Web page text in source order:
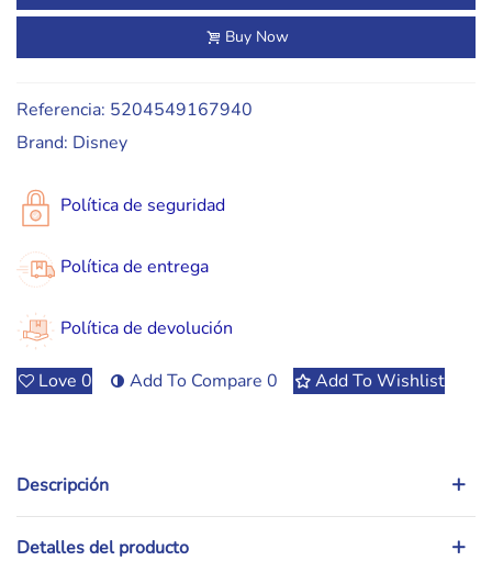
Buy Now
Referencia: 5204549167940
Brand: Disney
Política de seguridad
Política de entrega
Política de devolución
Love 0 Add To Compare 0 Add To Wishlist
Descripción
Detalles del producto